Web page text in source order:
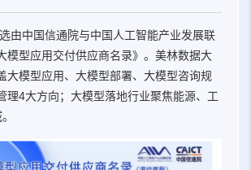
中国信通院与中国人工智能产业发展联
模型应用交付供应商名录》。美林数据大
大模型应用、大模型部署、大模型咨询规
理4大方向；大模型落地行业聚焦能源、工